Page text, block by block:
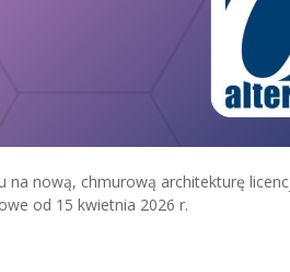
na nową, chmurową architekturę
od 15 kwietnia 2026 r.